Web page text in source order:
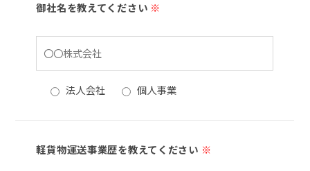
御社名を教えてください ※
法人会社 個人事業
軽貨物運送事業歴を教えてください ※